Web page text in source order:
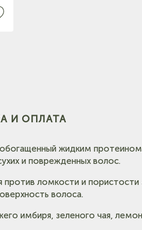
И ОПЛАТА
жидким
и поврежденных волос.
ломкости и пористости
волоса.
имбиря, зеленого чая,